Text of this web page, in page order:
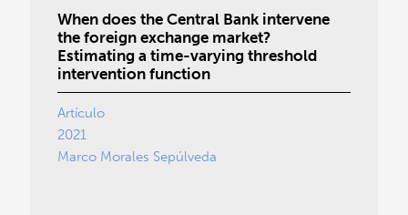
When does the Central Bank intervene
the foreign exchange market?
Estimating a time-varying threshold
intervention function
Artículo
2021
Marco Morales Sepúlveda